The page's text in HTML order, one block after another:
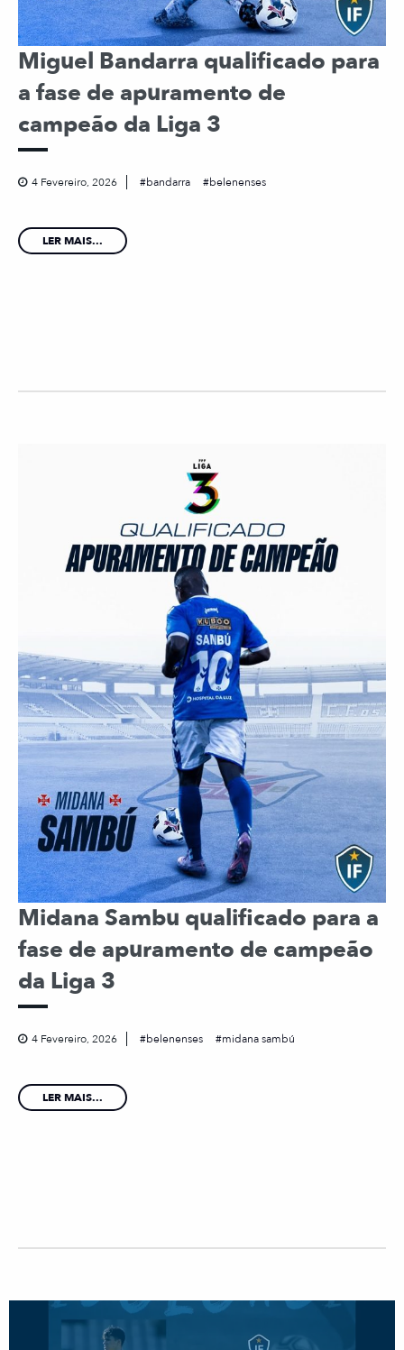
Miguel Bandarra qualificado para
a fase de apuramento de
campeão da Liga 3
4 Fevereiro, 2026 bandarra belenenses
LER MAIS...
Midana Sambu qualificado para a
fase de apuramento de campeão
da Liga 3
4 Fevereiro, 2026 belenenses midana sambú
LER MAIS...